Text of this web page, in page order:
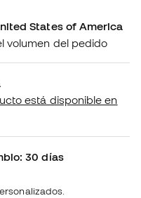
States of America
volumen del pedido
está disponible en
30 días